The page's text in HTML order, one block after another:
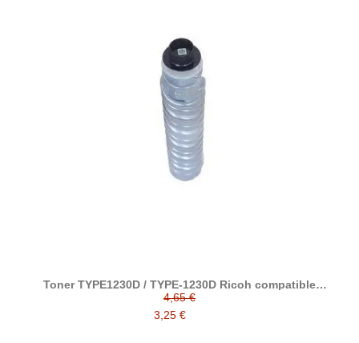
Toner TYPE1230D / TYPE-1230D Ricoh compatible
reemplaza a 885094
4,65 €
3,25 €